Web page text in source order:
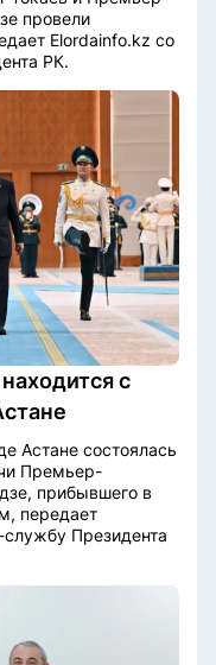
провели
Elordainfo.kz со
РК.
с
Астане состоялась
Премьер-
прибывшего в
передает
Президента